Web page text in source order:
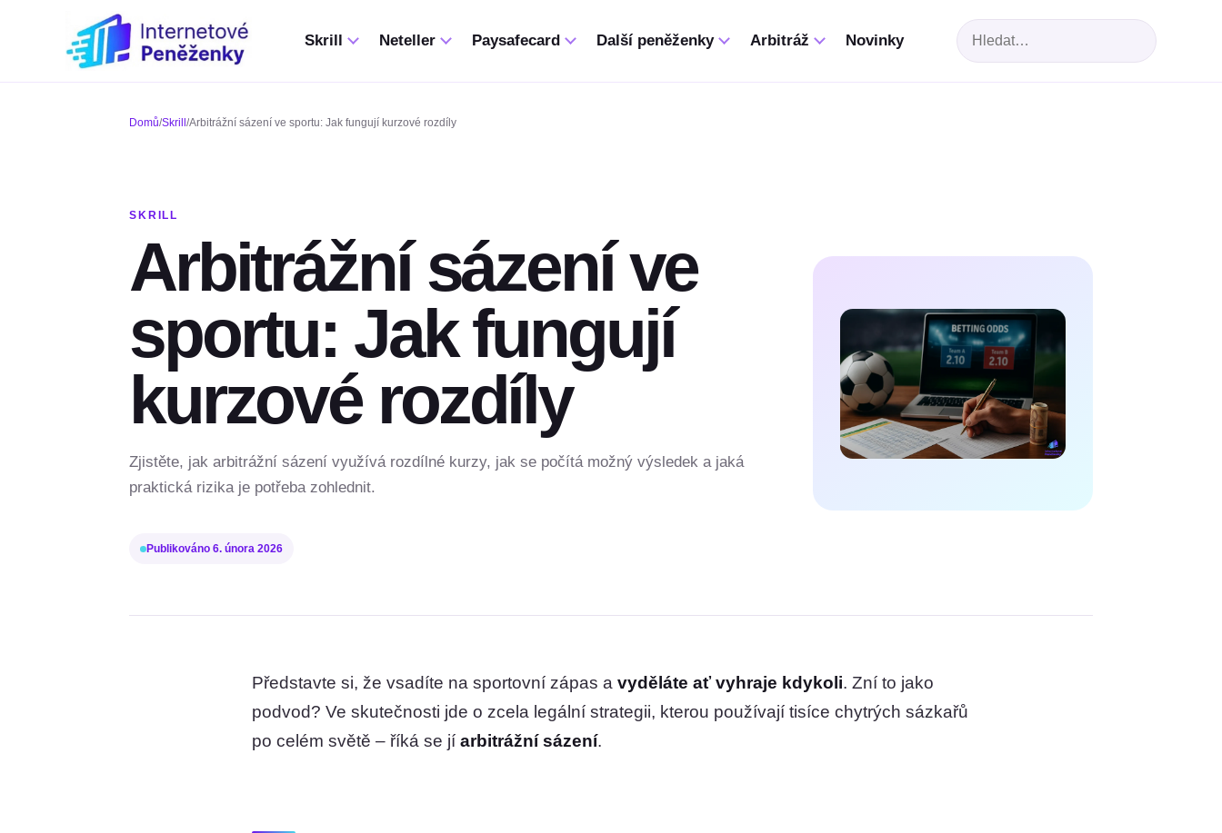
Skrill Neteller Paysafecard Další peněženky Arbitráž Novinky
Hledat
Domů/Skrill /Arbitrážní sázení ve sportu: Jak fungují kurzové rozdíly
SKRILL
Arbitrážní sázení ve
sportu: Jak fungují
kurzové rozdíly
Zjistěte, jak arbitrážní sázení využívá rozdílné kurzy, jak se počítá možný výsledek a jaká
praktická rizika je potřeba zohlednit.
Publikováno 6. února 2026
Představte si, že vsadíte na sportovní zápas a vyděláte ať vyhraje kdykoli. Zní to jako
podvod? Ve skutečnosti jde o zcela legální strategii, kterou používají tisíce chytrých sázkařů
po celém světě – říká se jí arbitrážní sázení.